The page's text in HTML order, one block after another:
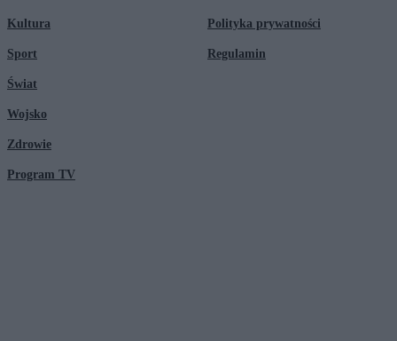
Kultura
Sport
Świat
Wojsko
Zdrowie
Program TV
Polityka prywatności
Regulamin